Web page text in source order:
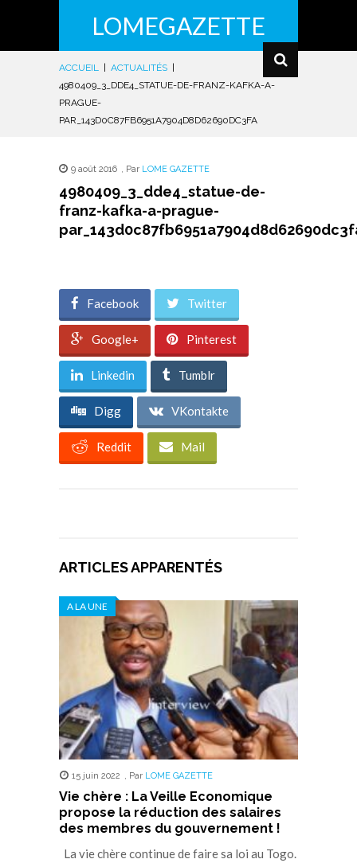
LOMEGAZETTE
ACCUEIL ACTUALITÉS
4980409_3_DDE4_STATUE-DE-FRANZ-KAFKA-A-
PRAGUE-
PAR_143D0C87FB6951A7904D8D62690DC3FA
9 août 2016 , Par LOME GAZETTE
4980409_3_dde4_statue-de-
franz-kafka-a-prague-
Facebook Twitter
Google+ Pinterest
Linkedin Tumblr
Digg VKontakte
Reddit Mail
ARTICLES APPARENTÉS
A LA UNE
15 juin 2022 , Par LOME GAZETTE
Vie chère : La Veille Economique
propose la réduction des salaires
des membres du gouvernement !
La vie chère continue de faire sa loi au Togo.